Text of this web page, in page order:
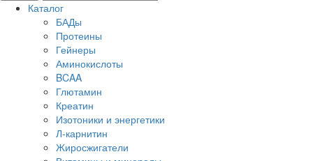
Каталог
БАДы
Протеины
Гейнеры
Аминокислоты
BCAA
Глютамин
Креатин
Изотоники и энергетики
Л-карнитин
Жиросжигатели